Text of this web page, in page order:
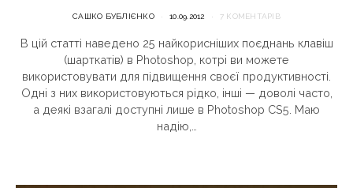
САШКО БУБЛІЄНКО 10.09.2012 7 КОМЕНТАРІВ
В цій статті наведено 25 найкорисніших поєднань клавіш
(шарткатів) в Photoshop, котрі ви можете
використовувати для підвищення своєї продуктивності.
Одні з них використовуються рідко, інші — доволі часто,
а деякі взагалі доступні лише в Photoshop CS5. Маю
надію,…